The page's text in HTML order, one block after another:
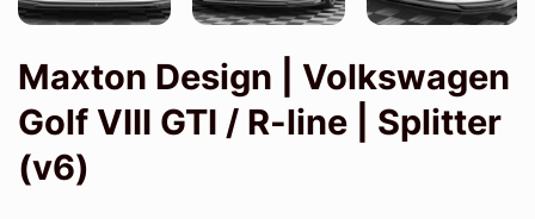
Maxton Design | Volkswagen
Golf VIII GTI / R-line | Splitter
(v6)